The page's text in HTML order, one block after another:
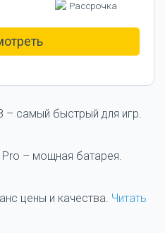
Рассрочка
– самый быстрый для игр.
– мощная батарея.
цены и качества. Читать